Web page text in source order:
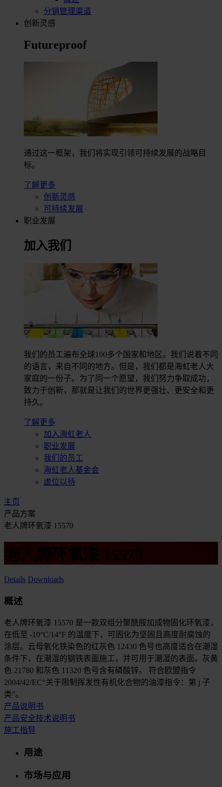
分销管理渠道
创新灵感
Futureproof
通过这一框架，我们将实现引领可持续发展的战略目
标。
了解更多
创新灵感
可持续发展
职业发展
加入我们
我们的员工遍布全球100多个国家和地区。我们说着不同
的语言，来自不同的地方。但是，我们都是海虹老人大
家庭的一份子。为了同一个愿望，我们努力争取成功，
致力于创新，那就是让我们的世界更强壮、更安全和更
持久。
了解更多
加入海虹老人
职业发展
我们的员工
海虹老人基金会
虚位以待
主页
产品方案
老人牌环氧漆 15570
老人牌环氧漆 15570
Details Downloads
概述
老人牌环氧漆 15570 是一款双组分聚酰胺加成物固化环氧漆，
在低至 -10°C/14°F 的温度下，可固化为坚固且高度耐腐蚀的
涂层。云母氧化铁染色的红灰色 12430 色号也高度适合在潮湿
条件下，在潮湿的钢铁表面施工，并可用于潮湿的表面。灰黄
色 21780 和灰色 11320 色号含有磷酸锌。 符合欧盟指令
2004/42/EC“关于限制挥发性有机化合物的油漆指令：第 j 子
类”。
产品说明书
产品安全技术说明书
施工指导
用途
市场与应用